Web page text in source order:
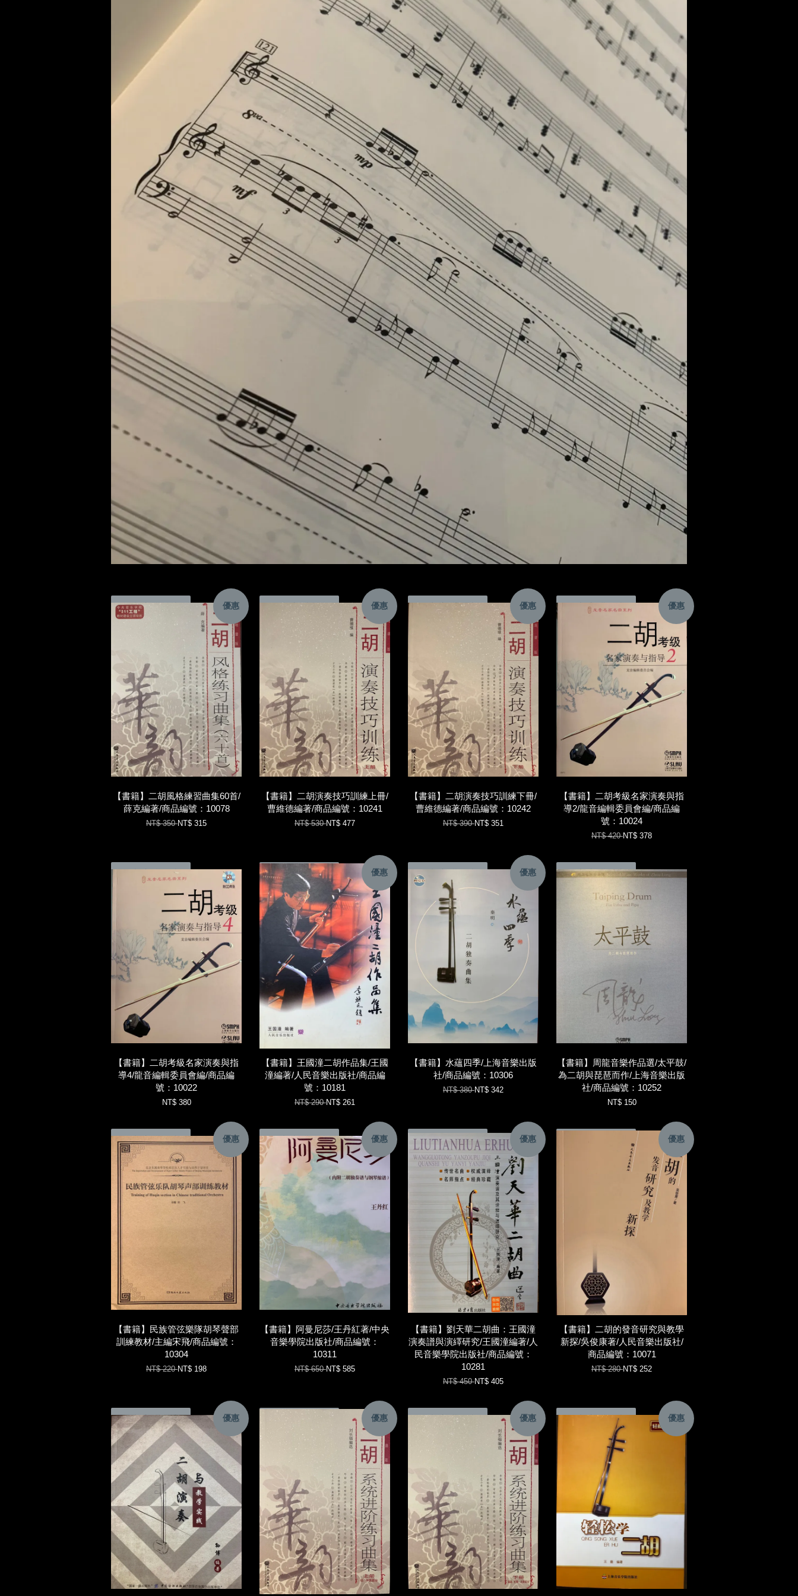
優惠
加入購物車
【書籍】二胡風格練習曲集60首/
薛克編著/商品編號：10078
NT$ 350NT$ 315
優惠
加入購物車
【書籍】二胡演奏技巧訓練上冊/
曹維德編著/商品編號：10241
NT$ 530NT$ 477
優惠
加入購物車
【書籍】二胡演奏技巧訓練下冊/
曹維德編著/商品編號：10242
NT$ 390NT$ 351
優惠
加入購物車
【書籍】二胡考級名家演奏與指
導2/龍音編輯委員會編/商品編
號：10024
NT$ 420NT$ 378
加入購物車
【書籍】二胡考級名家演奏與指
導4/龍音編輯委員會編/商品編
號：10022
NT$ 380
優惠
加入購物車
【書籍】王國潼二胡作品集/王國
潼編著/人民音樂出版社/商品編
號：10181
NT$ 290NT$ 261
優惠
【書籍】水蘊四季/上海音樂出版
社/商品編號：10306
NT$ 380NT$ 342
加入購物車
【書籍】周龍音樂作品選/太平鼓/
為二胡與琵琶而作/上海音樂出版
社/商品編號：10252
NT$ 150
優惠
加入購物車
【書籍】民族管弦樂隊胡琴聲部
訓練教材/主編宋飛/商品編號：
10304
NT$ 220NT$ 198
優惠
加入購物車
【書籍】阿曼尼莎/王丹紅著/中央
音樂學院出版社/商品編號：
10311
NT$ 650NT$ 585
優惠
加入購物車
【書籍】劉天華二胡曲：王國潼
演奏譜與演繹研究/王國潼編著/人
民音樂學院出版社/商品編號：
10281
NT$ 450NT$ 405
優惠
【書籍】二胡的發音研究與教學
新探/吳俊康著/人民音樂出版社/
商品編號：10071
NT$ 280NT$ 252
優惠
加入購物車 優惠
加入購物車 優惠
加入購物車 優惠
加入購物車